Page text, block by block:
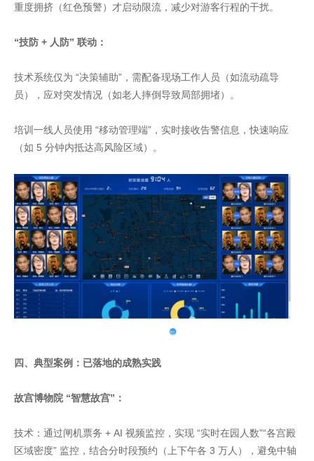
重度拥挤（红色预警）才启动限流，减少对游客行程的干扰。
“技防 + 人防” 联动：
技术系统仅为 “决策辅助”，需配备现场工作人员（如流动疏导
员），应对突发情况（如老人摔倒导致局部拥堵）。
培训一线人员使用 “移动管理端”，实时接收告警信息，快速响应
（如 5 分钟内抵达高风险区域）。
四、典型案例：已落地的成熟实践
故宫博物院 “智慧故宫”：
技术：通过闸机票务 + AI 视频监控，实现 “实时在园人数”“各宫殿
区域密度” 监控，结合分时段预约（上下午各 3 万人），避免中轴